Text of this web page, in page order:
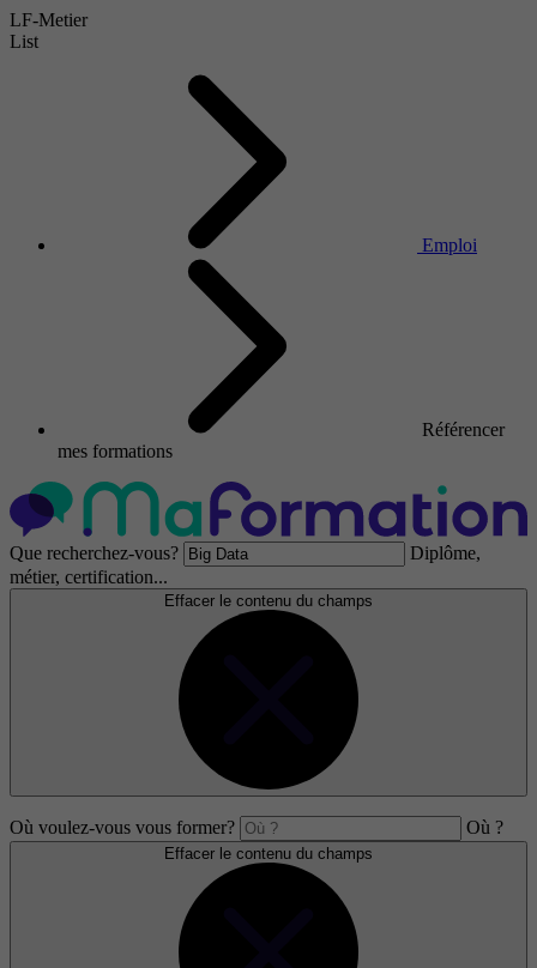
LF-Metier
List
Emploi
Référencer
mes formations
Que recherchez-vous?
Diplôme,
métier, certification...
Effacer le contenu du champs
Où voulez-vous vous former? Où ?
Effacer le contenu du champs